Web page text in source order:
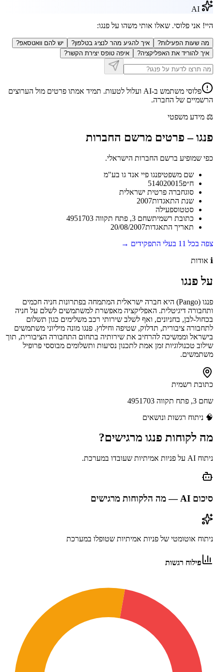
היי! אני פלוסי. שאלו אותי משהו על פנגו:
מה שעות הפעילות? איך להגיע מהר לנציג בטלפון?
יש להם וואטסאפ?
איך להוריד את האפליקציה?
איפה טופס יצירת הקשר?
פלוסי משתמש ב-AI ועלול לטעות. תמיד אמתו פרטים מול הערוצים
הרשמיים של החברה.
⚖️ מידע משפטי
פנגו– פרטים מרשם החברות
כפי שמופיע ברשם החברות הישראלי.
שם משפטיפנגו פיי אנד גו בע"מ
ח״פ514020015
סוגחברה פרטית ישראלית
שנת התאגדות2007
סטטוספעילה
כתובת רשמיתשחם 3, פתח תקווה 4951703
תאריך התאגדות20/08/2007
צפה בכל 11 בעלי התפקידים →
ℹ️ אודות
על פנגו
פנגו (Pango) היא חברה ישראלית המתמחה בפתרונות חניה חכמים
ותחבורה דיגיטלית. האפליקציה מאפשרת למשתמשים לשלם על חניה
בכחול-לבן, בחניונים, ואף לשלב שירותי רכב משלימים כגון תשלום
לתחבורה ציבורית, תדלוק, שטיפה וחילוץ. פנגו מונה מיליוני משתמשים
בישראל וממשיכה להרחיב את שירותיה בתחום התחבורה הציבורית, תוך
שילוב טכנולוגיות זמן אמת לתכנון נסיעות ותשלומים מבוססי פרופיל
משתמשים.
כתובת רשמית
שחם 3, פתח תקווה 4951703
🧠 ניתוח רגשות ונושאים
מה לקוחות פנגו מרגישים?
ניתוח AI על פניות אמיתיות שעובדו במערכת.
סיכום AI — מה הלקוחות מרגישים
ניתוח אוטומטי של פניות אמיתיות שטופלו במערכת
פילוח רגשות